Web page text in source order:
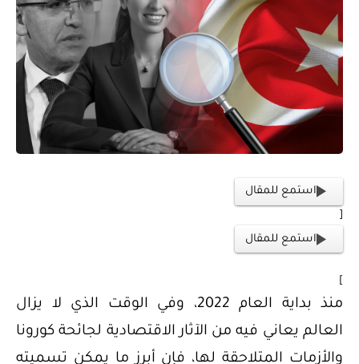
استمع للمقال
استمع للمقال
منذ بداية العام 2022، وفي الوقت الذي لا يزال
العالم يعاني فيه من الآثار الاقتصادية لجائحة كورونا
والأزمات المتلاحقة لها، فإن أبرز ما يمكن تسميته